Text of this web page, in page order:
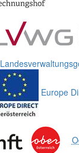
Europe